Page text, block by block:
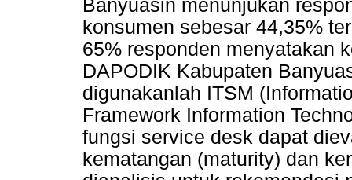
Banyuasin menunjukan
konsumen sebesar 44,35%
65% responden menyatakan
DAPODIK Kabupaten
digunakanlah ITSM
Framework Information
fungsi service desk dapat
kematangan (maturity) dan